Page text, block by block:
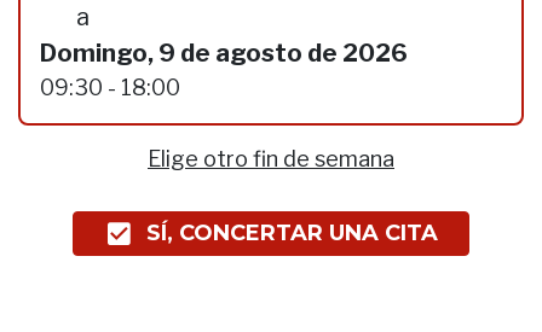
a
Domingo, 9 de agosto de 2026
09:30 - 18:00
Elige otro fin de semana
SÍ, CONCERTAR UNA CITA